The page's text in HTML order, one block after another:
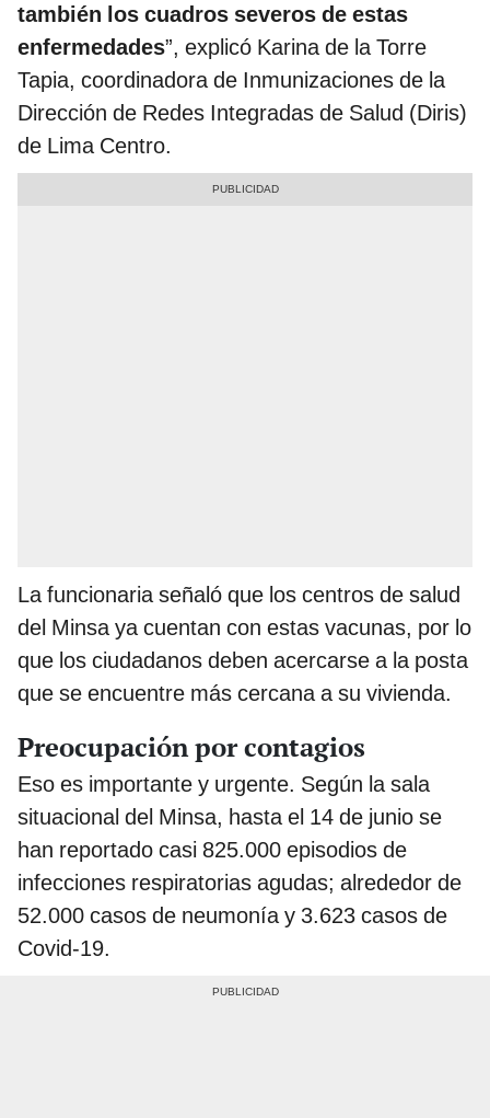
también los cuadros severos de estas
enfermedades”, explicó Karina de la Torre
Tapia, coordinadora de Inmunizaciones de la
Dirección de Redes Integradas de Salud (Diris)
de Lima Centro.
La funcionaria señaló que los centros de salud
del Minsa ya cuentan con estas vacunas, por lo
que los ciudadanos deben acercarse a la posta
que se encuentre más cercana a su vivienda.
Preocupación por contagios
Eso es importante y urgente. Según la sala
situacional del Minsa, hasta el 14 de junio se
han reportado casi 825.000 episodios de
infecciones respiratorias agudas; alrededor de
52.000 casos de neumonía y 3.623 casos de
Covid-19.